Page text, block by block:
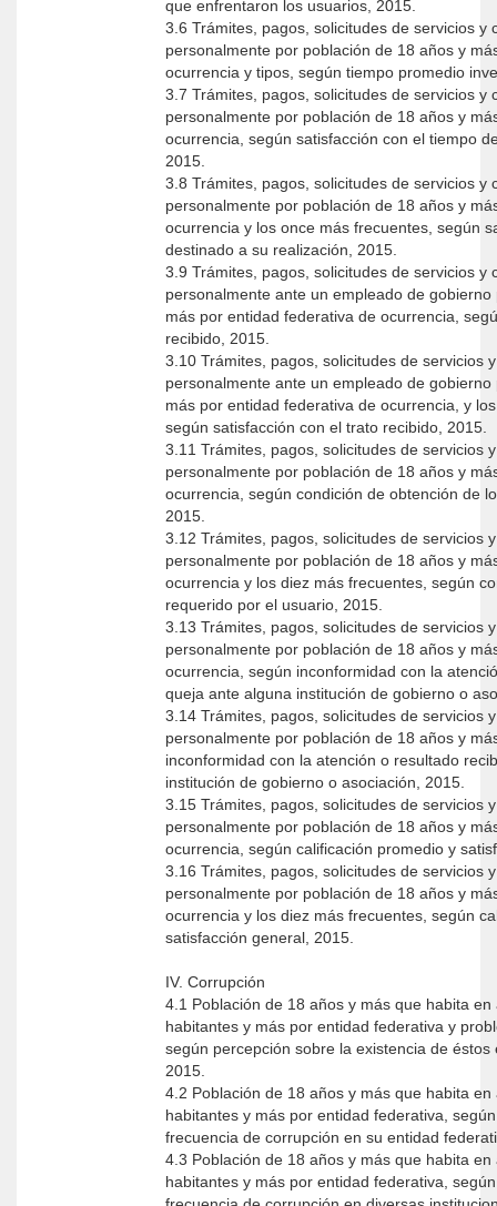
que enfrentaron los usuarios, 2015.
3.6 Trámites, pagos, solicitudes de servicios y
personalmente por población de 18 años y
ocurrencia y tipos, según tiempo promedio
3.7 Trámites, pagos, solicitudes de servicios y
personalmente por población de 18 años y
ocurrencia, según satisfacción con el tiempo
2015.
3.8 Trámites, pagos, solicitudes de servicios y
personalmente por población de 18 años y
ocurrencia y los once más frecuentes, según
destinado a su realización, 2015.
3.9 Trámites, pagos, solicitudes de servicios y
personalmente ante un empleado de
más por entidad federativa de ocurrencia,
recibido, 2015.
3.10 Trámites, pagos, solicitudes de servicios
personalmente ante un empleado de
más por entidad federativa de ocurrencia, y
según satisfacción con el trato recibido, 2015.
3.11 Trámites, pagos, solicitudes de servicios
personalmente por población de 18 años y
ocurrencia, según condición de obtención de
2015.
3.12 Trámites, pagos, solicitudes de servicios
personalmente por población de 18 años y
ocurrencia y los diez más frecuentes, según
requerido por el usuario, 2015.
3.13 Trámites, pagos, solicitudes de servicios
personalmente por población de 18 años y
ocurrencia, según inconformidad con la atención o resultado recibido y
queja ante alguna institución de gobierno o
3.14 Trámites, pagos, solicitudes de servicios
personalmente por población de 18 años y
inconformidad con la atención o resultado
institución de gobierno o asociación, 2015.
3.15 Trámites, pagos, solicitudes de servicios
personalmente por población de 18 años y
ocurrencia, según calificación promedio y
3.16 Trámites, pagos, solicitudes de servicios
personalmente por población de 18 años y
ocurrencia y los diez más frecuentes, según
satisfacción general, 2015.
IV. Corrupción
4.1 Población de 18 años y más que habita
habitantes y más por entidad federativa y
según percepción sobre la existencia de
2015.
4.2 Población de 18 años y más que habita
habitantes y más por entidad federativa,
frecuencia de corrupción en su entidad
4.3 Población de 18 años y más que habita
habitantes y más por entidad federativa,